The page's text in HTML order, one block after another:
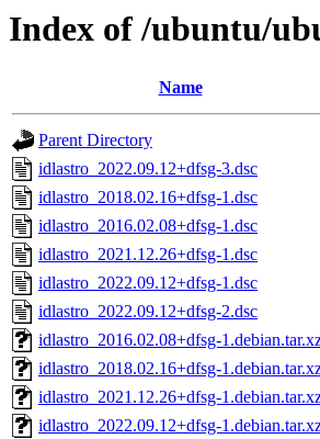
Index of /ubuntu/
Name
Parent Directory
idlastro_2022.09.12+dfsg-3.dsc
idlastro_2018.02.16+dfsg-1.dsc
idlastro_2016.02.08+dfsg-1.dsc
idlastro_2021.12.26+dfsg-1.dsc
idlastro_2022.09.12+dfsg-1.dsc
idlastro_2022.09.12+dfsg-2.dsc
idlastro_2016.02.08+dfsg-
idlastro_2018.02.16+dfsg-
idlastro_2021.12.26+dfsg-
idlastro_2022.09.12+dfsg-